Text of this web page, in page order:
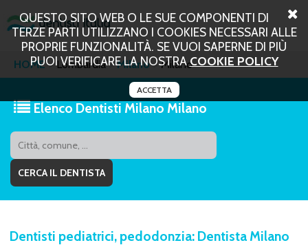
QUESTO SITO WEB O LE SUE COMPONENTI DI
TERZE PARTI UTILIZZANO I COOKIES NECESSARI ALLE
PROPRIE FUNZIONALITÀ. SE VUOI SAPERNE DI PIÙ
PUOI VERIFICARE LA NOSTRACOOKIE POLICY
ACCETTA
HOME Lombardia Milano Milano
Elenco Dentisti Milano Milano
Dentisti pediatrici, pedodonzia: Dentista Milano